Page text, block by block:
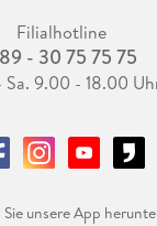
Filialhotline
- 30 75 75 75
Sa. 9.00 - 18.00
Sie unsere App